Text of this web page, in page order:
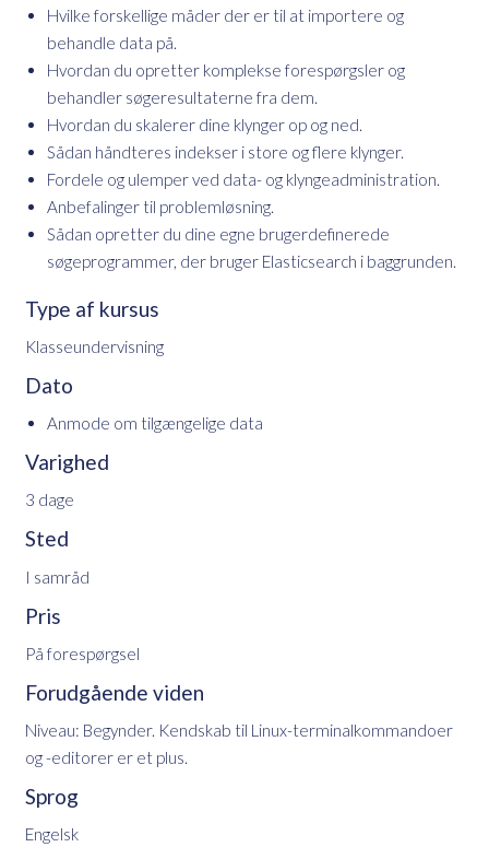
Hvilke forskellige måder der er til at importere og
behandle data på.
Hvordan du opretter komplekse forespørgsler og
behandler søgeresultaterne fra dem.
Hvordan du skalerer dine klynger op og ned.
Sådan håndteres indekser i store og flere klynger.
Fordele og ulemper ved data- og klyngeadministration.
Anbefalinger til problemløsning.
Sådan opretter du dine egne brugerdefinerede
søgeprogrammer, der bruger Elasticsearch i baggrunden.
Type af kursus
Klasseundervisning
Dato
Anmode om tilgængelige data
Varighed
3 dage
Sted
I samråd
Pris
På forespørgsel
Forudgående viden
Niveau: Begynder. Kendskab til Linux-terminalkommandoer
og -editorer er et plus.
Sprog
Engelsk